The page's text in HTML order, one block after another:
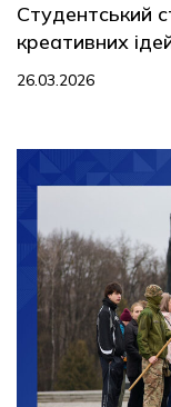
Студентський
креативних
26.03.2026